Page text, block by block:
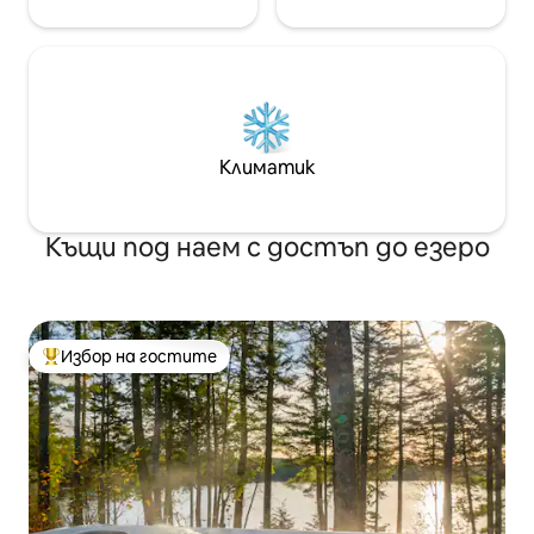
Климатик
Къщи под наем с достъп до езеро
Най-популярен избор на гостите
Избор на гостите